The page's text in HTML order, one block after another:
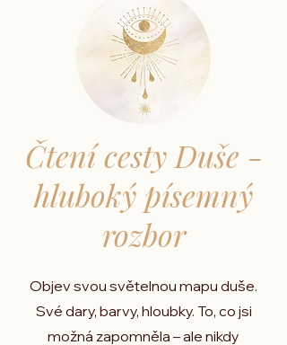
Čtení cesty Duše -
hluboký písemný
rozbor
Objev svou světelnou mapu duše.
Své dary, barvy, hloubky. To, co jsi
možná zapomněla – ale nikdy